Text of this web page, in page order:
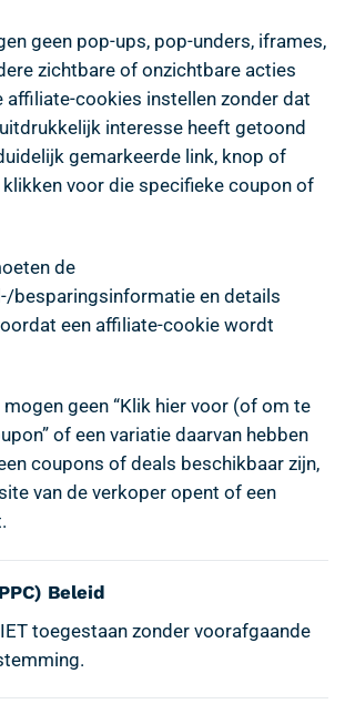
geen pop-ups, pop-unders, iframes,
zichtbare of onzichtbare acties
affiliate-cookies instellen zonder dat
interesse heeft getoond
gemarkeerde link, knop of
voor die specifieke coupon of
de
besparingsinformatie en details
een affiliate-cookie wordt
geen “Klik hier voor (of om te
of een variatie daarvan hebben
coupons of deals beschikbaar zijn,
van de verkoper opent of een
Beleid
toegestaan zonder voorafgaande